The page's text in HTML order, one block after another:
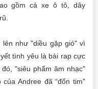
gồm cả xe ô tô, dây
lên như "diều gặp gió" vì
tình yêu là bài rap cực
"siêu phẩm âm nhạc"
Andree đã “đốn tim”